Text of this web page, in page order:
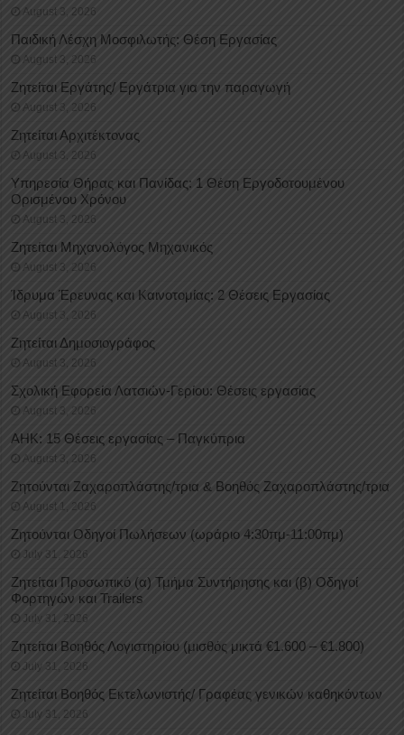
August 3, 2026
Παιδική Λέσχη Μοσφιλωτής: Θέση Εργασίας
August 3, 2026
Ζητείται Εργάτης/ Εργάτρια για την παραγωγή
August 3, 2026
Ζητείται Αρχιτέκτονας
August 3, 2026
Υπηρεσία Θήρας και Πανίδας: 1 Θέση Eργοδοτουμένου
Oρισμένου Xρόνου
August 3, 2026
Ζητείται Μηχανολόγος Μηχανικός
August 3, 2026
Ίδρυμα Έρευνας και Καινοτομίας: 2 Θέσεις Εργασίας
August 3, 2026
Ζητείται Δημοσιογράφος
August 3, 2026
Σχολική Εφορεία Λατσιών-Γερίου: Θέσεις εργασίας
August 3, 2026
ΑΗΚ: 15 Θέσεις εργασίας – Παγκύπρια
August 3, 2026
Ζητούνται Ζαχαροπλάστης/τρια & Βοηθός Ζαχαροπλάστης/τρια
August 1, 2026
Ζητούνται Οδηγοί Πωλήσεων (ωράριο 4:30πμ-11:00πμ)
July 31, 2026
Ζητείται Προσωπικό (α) Τμήμα Συντήρησης και (β) Οδηγοί
Φορτηγών και Trailers
July 31, 2026
Ζητείται Βοηθός Λογιστηρίου (μισθός μικτά €1.600 – €1.800)
July 31, 2026
Ζητείται Βοηθός Εκτελωνιστής/ Γραφέας γενικών καθηκόντων
July 31, 2026